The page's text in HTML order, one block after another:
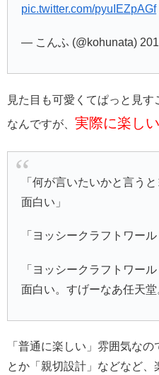
pic.twitter.com/pyuIEZpAGf
— こんふ (@kohunata)
見た目も可愛くてぱっと見
なんですが、 実際に楽し
「何が言いたいかと言う
面白い」
「ヨッシークラフトワー
「ヨッシークラフトワー
面白い。すげーなあ任天堂
「普通に楽しい」雰囲気な
とか「親切設計」などなど